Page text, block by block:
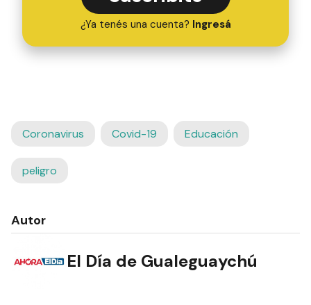
¿Ya tenés una cuenta? Ingresá
Coronavirus Covid-19 Educación
peligro
Autor
El Día de Gualeguaychú